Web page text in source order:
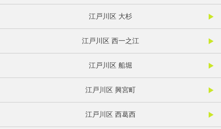
江戸川区 大杉
江戸川区 西一之江
江戸川区 船堀
江戸川区 興宮町
江戸川区 西葛西